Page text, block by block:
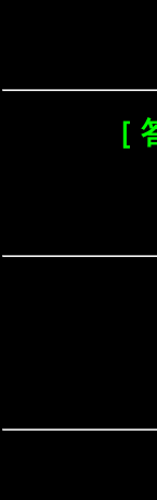
［